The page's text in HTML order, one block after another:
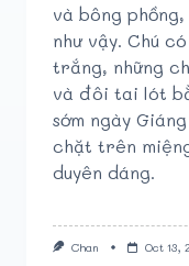
và bông
như vậy. Chú
trắng, những
và đôi tai lót
sớm ngày
chặt trên
duyên dáng.
Chan Oct 13,